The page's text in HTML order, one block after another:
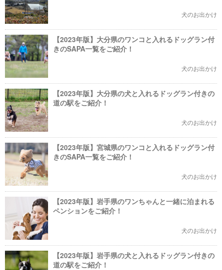
犬のお出かけ
【2023年版】大分県のワンコと入れるドッグラン付
きのSAPA一覧をご紹介！
犬のお出かけ
【2023年版】大分県の犬と入れるドッグラン付きの
道の駅をご紹介！
犬のお出かけ
【2023年版】宮城県のワンコと入れるドッグラン付
きのSAPA一覧をご紹介！
犬のお出かけ
【2023年版】岩手県のワンちゃんと一緒に泊まれる
ペンションをご紹介！
犬のお出かけ
【2023年版】岩手県の犬と入れるドッグラン付きの
道の駅をご紹介！